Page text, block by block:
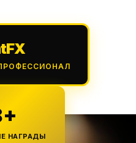
НАГРАДЫ